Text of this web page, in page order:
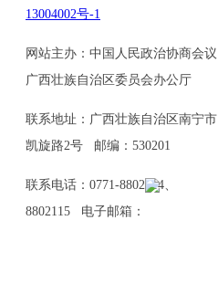
13004002号-1
网站主办：中国人民政治协商会议
广西壮族自治区委员会办公厅
联系地址：广西壮族自治区南宁市
凯旋路2号 邮编：530201
联系电话：0771-8802114、
8802115 电子邮箱：